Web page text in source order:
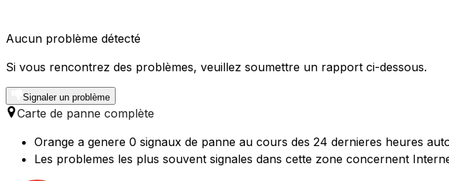
Aucun problème détecté
Si vous rencontrez des problèmes, veuillez soumettre un rapport ci-dessous.
Signaler un problème
Carte de panne complète
Orange a genere 0 signaux de panne au cours des 24 dernieres heures
Les problemes les plus souvent signales dans cette zone concernent